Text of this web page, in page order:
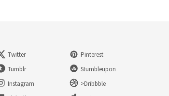
Twitter
Pinterest
Tumblr
Stumbleupon
Instagram
>Dribbble